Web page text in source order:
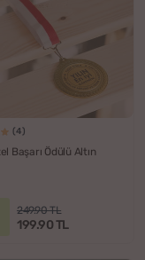
(4)
Başarı Ödülü Altın
249.90 TL
199.90 TL